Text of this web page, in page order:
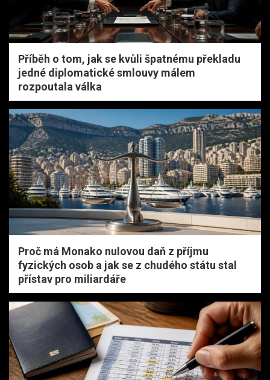
Příběh o tom, jak se kvůli špatnému překladu
jedné diplomatické smlouvy málem
rozpoutala válka
Proč má Monako nulovou daň z příjmu
fyzických osob a jak se z chudého státu stal
přístav pro miliardáře